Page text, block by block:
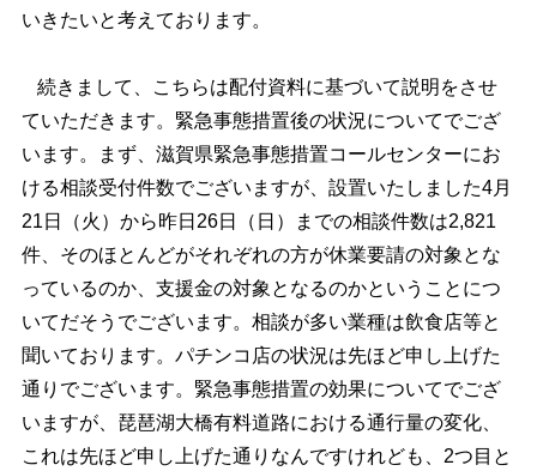
いきたいと考えております。
続きまして、こちらは配付資料に基づいて説明をさせ
ていただきます。緊急事態措置後の状況についてでござ
います。まず、滋賀県緊急事態措置コールセンターにお
ける相談受付件数でございますが、設置いたしました4月
21日（火）から昨日26日（日）までの相談件数は2,821
件、そのほとんどがそれぞれの方が休業要請の対象とな
っているのか、支援金の対象となるのかということにつ
いてだそうでございます。相談が多い業種は飲食店等と
聞いております。パチンコ店の状況は先ほど申し上げた
通りでございます。緊急事態措置の効果についてでござ
いますが、琵琶湖大橋有料道路における通行量の変化、
これは先ほど申し上げた通りなんですけれども、2つ目と